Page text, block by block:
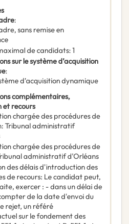
:
sans remise en
de candidats: 1
sur le système d’acquisition
:
d’acquisition dynamique
complémentaires,
et recours
chargée des procédures de
: Tribunal administratif
chargée des procédures de
administratif d'Orléans
des délais d'introduction des
de recours: Le candidat peut,
exercer : - dans un délai de
de la date d'envoi du
rejet, un référé
sur le fondement des